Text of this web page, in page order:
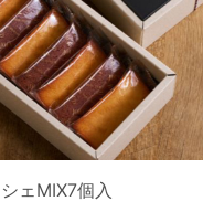
ェMIX7個入